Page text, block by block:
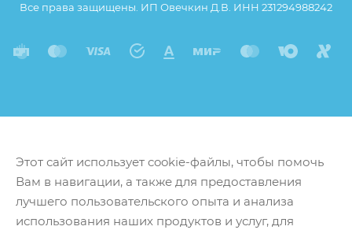
Все права защищены. ИП Овечкин Д.В. ИНН 231294988242
Этот сайт использует cookie-файлы, чтобы помочь
Вам в навигации, а также для предоставления
лучшего пользовательского опыта и анализа
использования наших продуктов и услуг, для